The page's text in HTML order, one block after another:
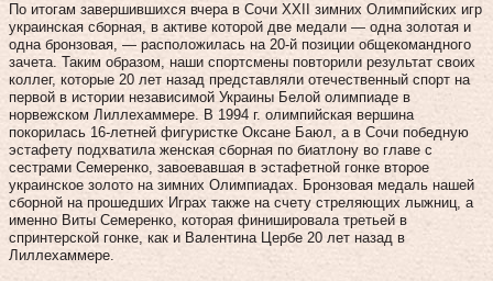
По итогам завершившихся вчера в Сочи XXII зимних Олимпийских игр
украинская сборная, в активе которой две медали — одна золотая и
одна бронзовая, — расположилась на 20‑й позиции общекомандного
зачета. Таким образом, наши спортсмены повторили результат своих
коллег, которые 20 лет назад представляли отечественный спорт на
первой в истории независимой Украины Белой олимпиаде в
норвежском Лиллехаммере. В 1994 г. олимпийская вершина
покорилась 16‑летней фигуристке Оксане Баюл, а в Сочи победную
эстафету подхватила женская сборная по биатлону во главе с
сестрами Семеренко, завоевавшая в эстафетной гонке второе
украинское золото на зимних Олимпиадах. Бронзовая медаль нашей
сборной на прошедших Играх также на счету стреляющих лыжниц, а
именно Виты Семеренко, которая финишировала третьей в
спринтерской гонке, как и Валентина Цербе 20 лет назад в
Лиллехаммере.